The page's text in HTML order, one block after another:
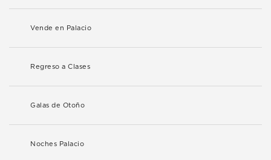
Vende en Palacio
Regreso a Clases
Galas de Otoño
Noches Palacio